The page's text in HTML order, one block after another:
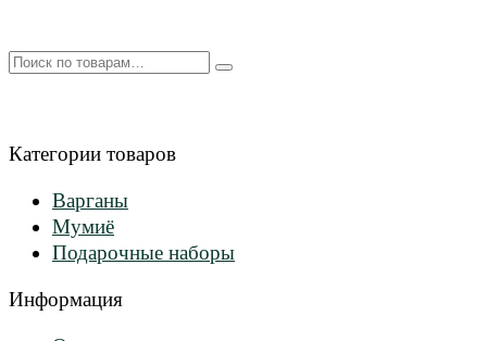
Искать:
Категории товаров
Варганы
Мумиё
Подарочные наборы
Информация